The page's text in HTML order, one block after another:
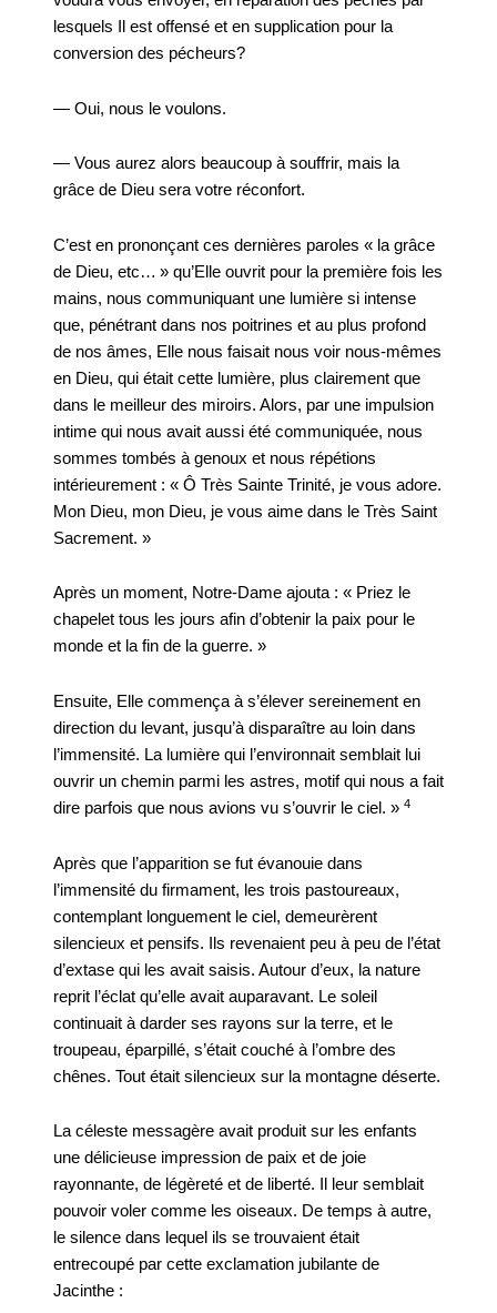
lesquels Il est offensé et en supplication pour la
conversion des pécheurs?
— Oui, nous le voulons.
— Vous aurez alors beaucoup à souffrir, mais la
grâce de Dieu sera votre réconfort.
C’est en prononçant ces dernières paroles « la grâce
de Dieu, etc… » qu’Elle ouvrit pour la première fois les
mains, nous communiquant une lumière si intense
que, pénétrant dans nos poitrines et au plus profond
de nos âmes, Elle nous faisait nous voir nous-mêmes
en Dieu, qui était cette lumière, plus clairement que
dans le meilleur des miroirs. Alors, par une impulsion
intime qui nous avait aussi été communiquée, nous
sommes tombés à genoux et nous répétions
intérieurement : « Ô Très Sainte Trinité, je vous adore.
Mon Dieu, mon Dieu, je vous aime dans le Très Saint
Sacrement. »
Après un moment, Notre-Dame ajouta : « Priez le
chapelet tous les jours afin d’obtenir la paix pour le
monde et la fin de la guerre. »
Ensuite, Elle commença à s’élever sereinement en
direction du levant, jusqu’à disparaître au loin dans
l’immensité. La lumière qui l’environnait semblait lui
ouvrir un chemin parmi les astres, motif qui nous a fait
dire parfois que nous avions vu s’ouvrir le ciel. » 4
Après que l’apparition se fut évanouie dans
l’immensité du firmament, les trois pastoureaux,
contemplant longuement le ciel, demeurèrent
silencieux et pensifs. Ils revenaient peu à peu de l’état
d’extase qui les avait saisis. Autour d’eux, la nature
reprit l’éclat qu’elle avait auparavant. Le soleil
continuait à darder ses rayons sur la terre, et le
troupeau, éparpillé, s’était couché à l’ombre des
chênes. Tout était silencieux sur la montagne déserte.
La céleste messagère avait produit sur les enfants
une délicieuse impression de paix et de joie
rayonnante, de légèreté et de liberté. Il leur semblait
pouvoir voler comme les oiseaux. De temps à autre,
le silence dans lequel ils se trouvaient était
entrecoupé par cette exclamation jubilante de
Jacinthe :